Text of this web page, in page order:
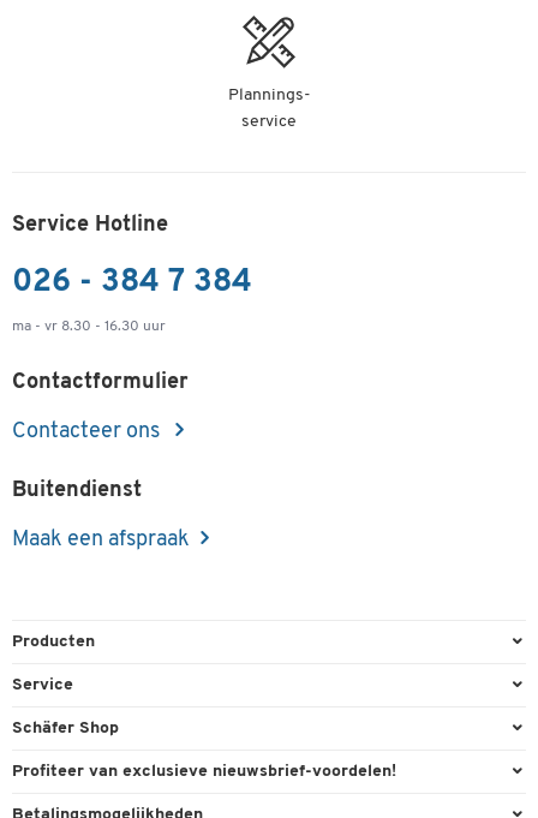
Plannings-
service
Service Hotline
026 - 384 7 384
ma - vr 8.30 - 16.30 uur
Contactformulier
Contacteer ons
Buitendienst
Maak een afspraak
Producten
Kantoorbenodigdheden
Service
Bestelling herroepen
Schäfer Shop
Algemene voorwaarden
Profiteer van exclusieve nieuwsbrief-voordelen!
Welkomstgeschenk